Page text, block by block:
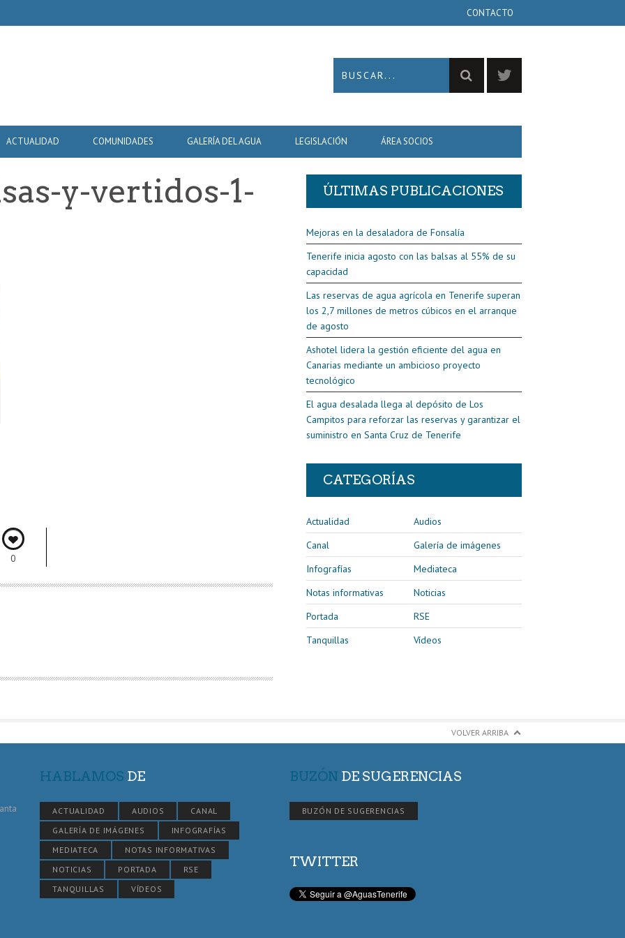
CONTACTO
ACTUALIDAD COMUNIDADES GALERÍA DEL AGUA LEGISLACIÓN ÁREA SOCIOS
y-vertidos-1-
0
ÚLTIMAS PUBLICACIONES
Mejoras en la desaladora de Fonsalía
Tenerife inicia agosto con las balsas al 55% de su
capacidad
Las reservas de agua agrícola en Tenerife superan
los 2,7 millones de metros cúbicos en el arranque
de agosto
Ashotel lidera la gestión eficiente del agua en
Canarias mediante un ambicioso proyecto
tecnológico
El agua desalada llega al depósito de Los
Campitos para reforzar las reservas y garantizar el
suministro en Santa Cruz de Tenerife
CATEGORÍAS
Actualidad
Audios
Canal
Galería de imágenes
Infografías
Mediateca
Notas informativas
Noticias
Portada
RSE
Tanquillas
Vídeos
VOLVER ARRIBA
HABLAMOS DE
ACTUALIDAD AUDIOS
CANAL
GALERÍA DE IMÁGENES
INFOGRAFÍAS
MEDIATECA
NOTAS INFORMATIVAS
NOTICIAS
PORTADA
RSE
TANQUILLAS
VÍDEOS
BUZÓN DE SUGERENCIAS
BUZÓN DE SUGERENCIAS
TWITTER